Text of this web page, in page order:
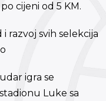
cijeni od 5 KM.
razvoj svih selekcija
igra se
Luke sa